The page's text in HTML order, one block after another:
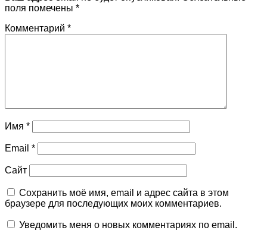
поля помечены *
Комментарий *
Имя *
Email *
Сайт
Сохранить моё имя, email и адрес сайта в этом
браузере для последующих моих комментариев.
Уведомить меня о новых комментариях по email.